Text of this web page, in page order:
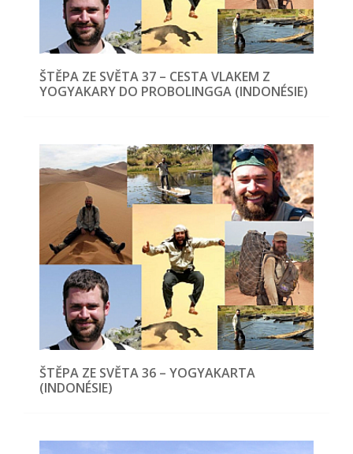
ŠTĚPA ZE SVĚTA 37 – CESTA VLAKEM Z
YOGYAKARY DO PROBOLINGGA (INDONÉSIE)
ŠTĚPA ZE SVĚTA 36 – YOGYAKARTA
(INDONÉSIE)